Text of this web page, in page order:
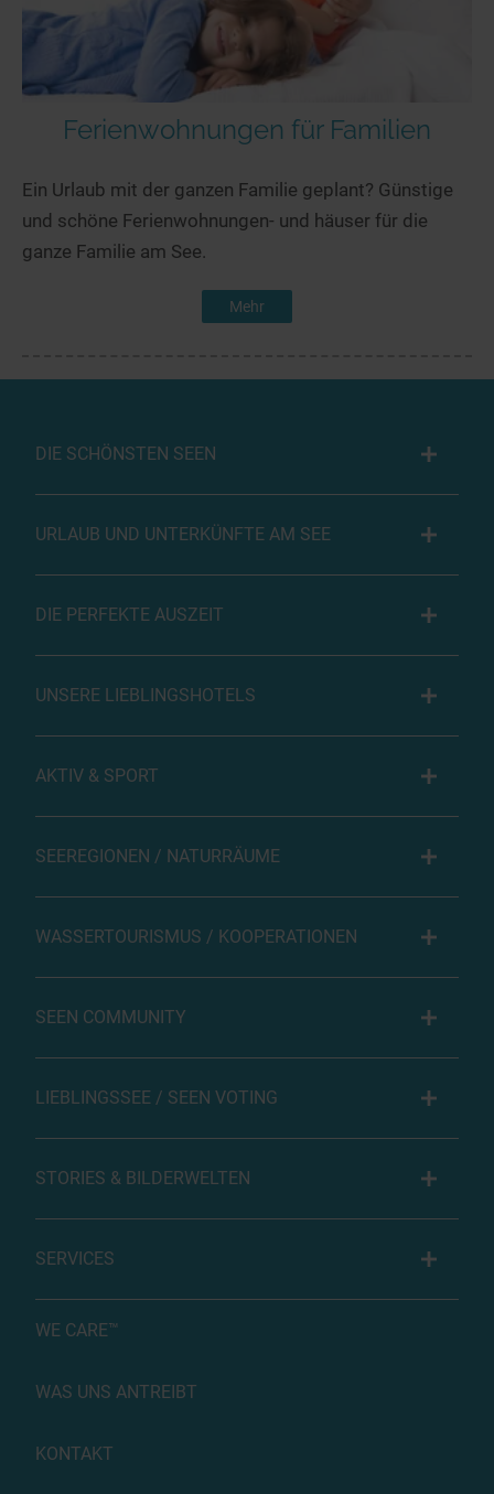
Ferienwohnungen für Familien
Ein Urlaub mit der ganzen Familie geplant? Günstige
und schöne Ferienwohnungen- und häuser für die
ganze Familie am See.
Mehr
DIE SCHÖNSTEN SEEN
URLAUB UND UNTERKÜNFTE AM SEE
DIE PERFEKTE AUSZEIT
UNSERE LIEBLINGSHOTELS
AKTIV & SPORT
SEEREGIONEN / NATURRÄUME
WASSERTOURISMUS / KOOPERATIONEN
SEEN COMMUNITY
LIEBLINGSSEE / SEEN VOTING
STORIES & BILDERWELTEN
SERVICES
WE CARE™
WAS UNS ANTREIBT
KONTAKT